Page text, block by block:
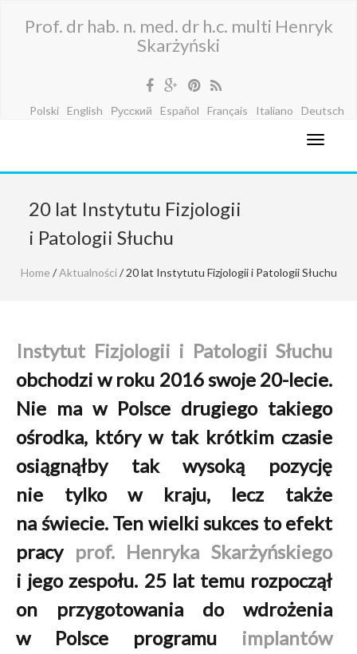
Prof. dr hab. n. med. dr h.c. multi Henryk
Skarżyński
Polski English Русский Español Français Italiano Deutsch
20 lat Instytutu Fizjologii
i Patologii Słuchu
Home /Aktualności/ 20 lat Instytutu Fizjologii i Patologii Słuchu
Instytut Fizjologii i Patologii Słuchu
obchodzi w roku 2016 swoje 20-lecie.
Nie ma w Polsce drugiego takiego
ośrodka, który w tak krótkim czasie
osiągnąłby tak wysoką pozycję
nie tylko w kraju, lecz także
na świecie. Ten wielki sukces to efekt
pracy prof. Henryka Skarżyńskiego
i jego zespołu. 25 lat temu rozpoczął
on przygotowania do wdrożenia
w Polsce programu implantów